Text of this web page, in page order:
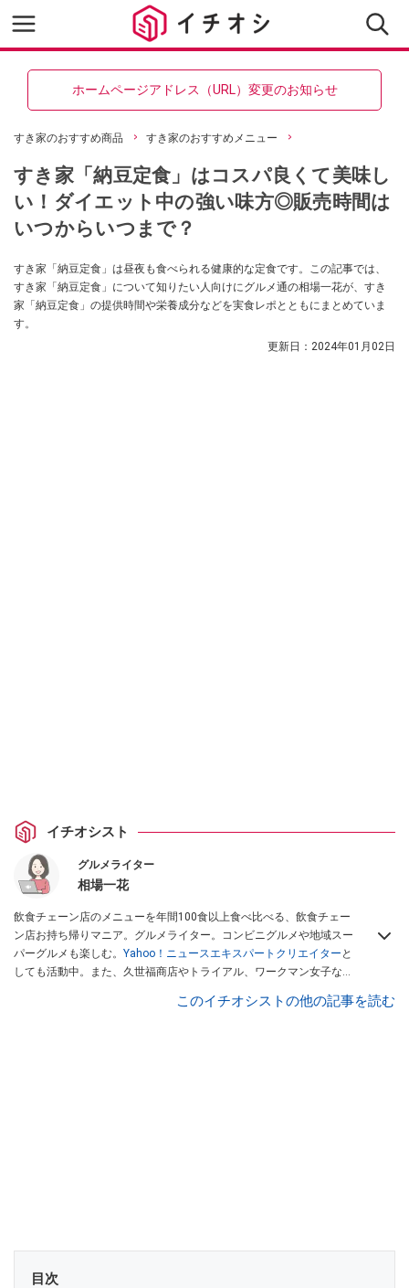
ホームページアドレス（URL）変更のお知らせ
すき家のおすすめ商品 すき家のおすすめメニュー
すき家「納豆定食」はコスパ良くて美味し
い！ダイエット中の強い味方◎販売時間は
いつからいつまで？
すき家「納豆定食」は昼夜も食べられる健康的な定食です。この記事では、
すき家「納豆定食」について知りたい人向けにグルメ通の相場一花が、すき
家「納豆定食」の提供時間や栄養成分などを実食レポとともにまとめていま
す。
更新日： 2024年01月02日
イチオシスト
グルメライター
相場一花
飲食チェーン店のメニューを年間100食以上食べ比べる、飲食チェー
ン店お持ち帰りマニア。グルメライター。コンビニグルメや地域スー
パーグルメも楽しむ。 Yahoo！ニュースエキスパートクリエイター と
しても活動中。また、久世福商店やトライアル、ワークマン女子など
、集英社「週刊プレイボーイ」、宝島
このイチオシストの他の記事を読む
目次